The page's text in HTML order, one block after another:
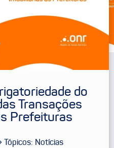
do
Transações
Prefeituras
Tópicos: Notícias